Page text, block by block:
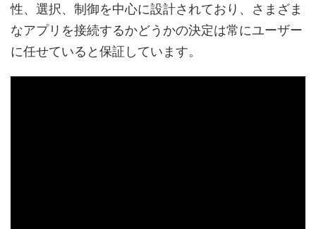
性、選択、制御を中心に設計されており、さまざま
なアプリを接続するかどうかの決定は常にユーザー
に任せていると保証しています。